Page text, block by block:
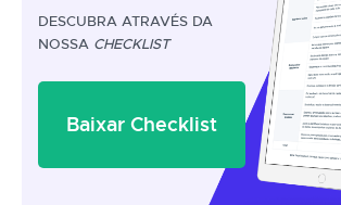
DESCUBRA ATRAVÉS DA
NOSSA CHECKLIST
Baixar Checklist